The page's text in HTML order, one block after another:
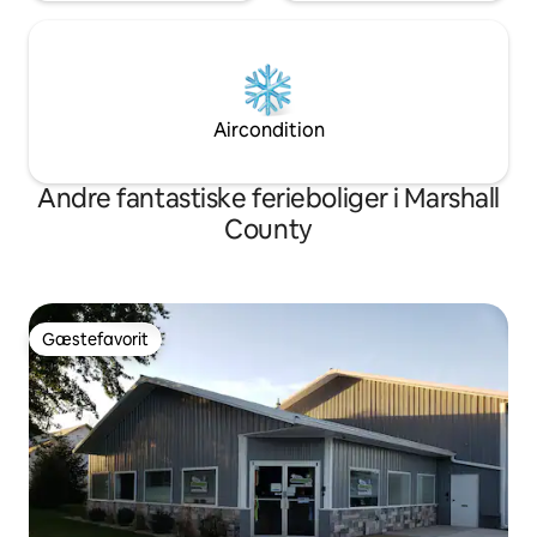
Aircondition
Andre fantastiske ferieboliger i Marshall
County
Gæstefavorit
Gæstefavorit